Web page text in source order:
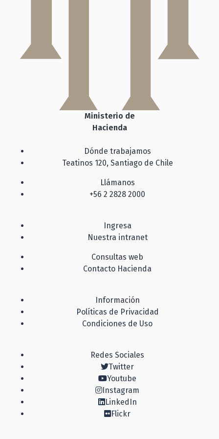
Ministerio de
Hacienda
Dónde trabajamos
Teatinos 120, Santiago de Chile
Llámanos
+56 2 2828 2000
Ingresa
Nuestra intranet
Consultas web
Contacto Hacienda
Información
Políticas de Privacidad
Condiciones de Uso
Redes Sociales
Twitter
Youtube
Instagram
LinkedIn
Flickr